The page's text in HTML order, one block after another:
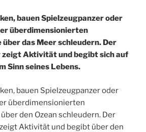
bauen Spielzeugpanzer oder
überdimensionierten
das Meer schleudern. Der
zeigt Aktivität und begibt sich auf
Sinn seines Lebens.
bauen Spielzeugpanzer oder
überdimensionierten
den Ozean schleudern. Der
Aktivität und begibt über den